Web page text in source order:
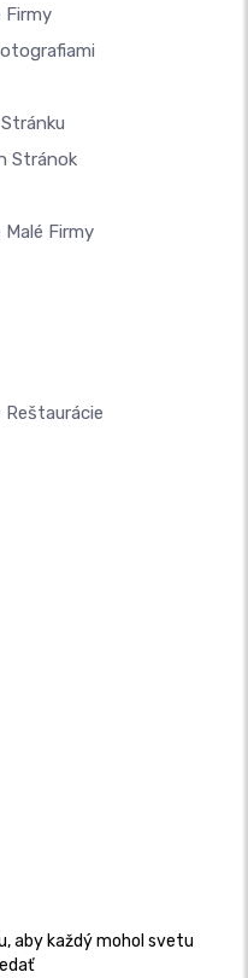
Firmy
Stránok
Firmy
aby každý mohol svetu